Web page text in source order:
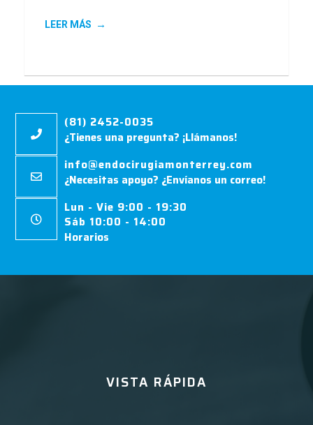
LEER MÁS
(81) 2452-0035
¿Tienes una pregunta? ¡Llámanos!
info@endocirugiamonterrey.com
¿Necesitas apoyo? ¿Envíanos un correo!
Lun - Vie 9:00 - 19:30
Sáb 10:00 - 14:00
Horarios
VISTA RÁPIDA